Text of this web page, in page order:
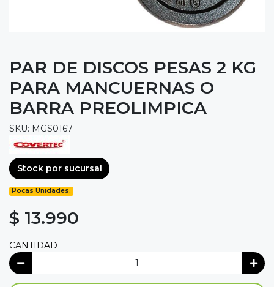
PAR DE DISCOS PESAS 2 KG
PARA MANCUERNAS O
BARRA PREOLIMPICA
SKU: MGS0167
Stock por sucursal
Pocas Unidades.
$ 13.990
CANTIDAD